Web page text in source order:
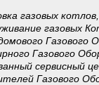
газовых
газовых
Газового
Газового
сервисный
Газового